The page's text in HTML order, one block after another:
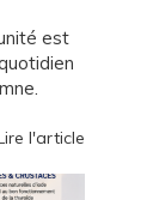
est
l'article